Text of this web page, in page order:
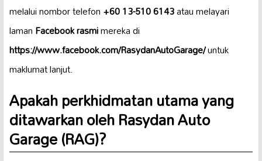
melalui nombor telefon+60 13-510 6143atau melayari
lamanFacebook rasmimereka di
https://www.facebook.com/RasydanAutoGarage/untuk
maklumat lanjut.
Apakah perkhidmatan utama yang
ditawarkan oleh Rasydan Auto
Garage (RAG)?